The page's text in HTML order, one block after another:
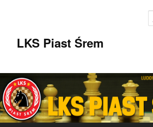
LKS Piast Śrem